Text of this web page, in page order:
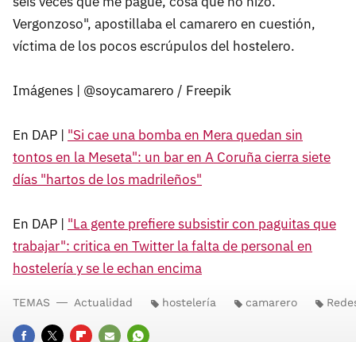
Vergonzoso", apostillaba el camarero en cuestión,
víctima de los pocos escrúpulos del hostelero.
Imágenes | @soycamarero / Freepik
En DAP | "Si cae una bomba en Mera quedan sin
tontos en la Meseta": un bar en A Coruña cierra siete
días "hartos de los madrileños"
En DAP | "La gente prefiere subsistir con paguitas que
trabajar": critica en Twitter la falta de personal en
hostelería y se le echan encima
TEMAS Actualidad hostelería camarero